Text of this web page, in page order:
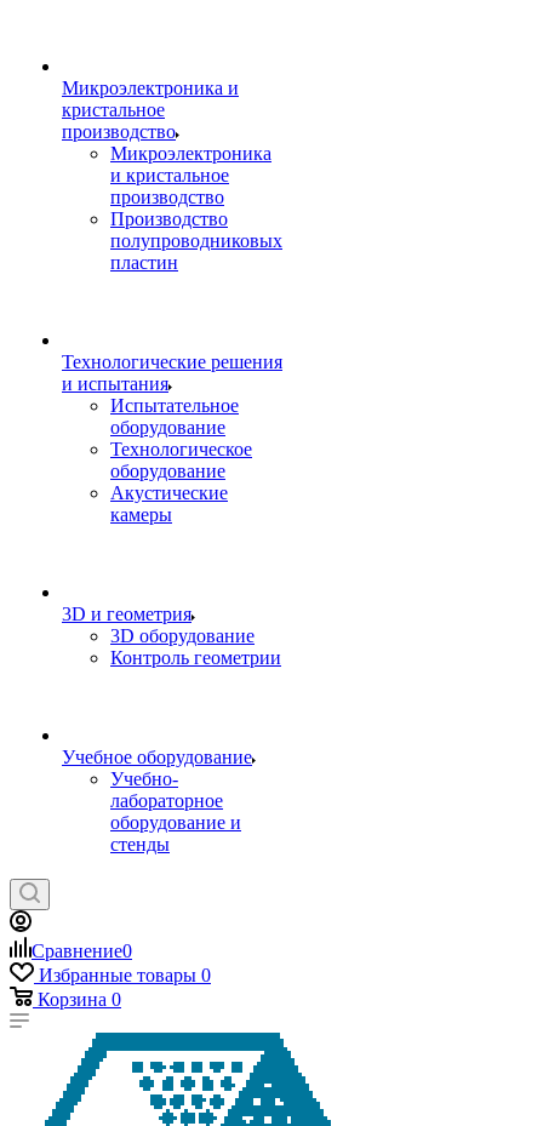
Микроэлектроника и
кристальное
производство
Микроэлектроника
и кристальное
производство
Производство
полупроводниковых
пластин
Технологические решения
и испытания
Испытательное
оборудование
Технологическое
оборудование
Акустические
камеры
3D и геометрия
3D оборудование
Контроль геометрии
Учебное оборудование
Учебно-
лабораторное
оборудование и
стенды
Сравнение0
Избранные товары 0
Корзина 0